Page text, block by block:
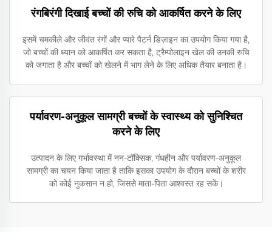
रंगबिरंगी दिखाई बच्चों की रुचि को आकर्षित करने के लिए
इसमें चमकीले और जीवंत रंगों और प्यारे पैटर्न डिज़ाइन का उपयोग किया गया है,
जो बच्चों की ध्यान को आकर्षित कर सकता है, ट्रैम्पोलाइन खेल की उनकी रुचि
को जगाता है और बच्चों को खेलने में भाग लेने के लिए अधिक तैयार बनाता है।
पर्यावरण-अनुकूल सामग्री बच्चों के स्वास्थ्य को सुनिश्चित
करने के लिए
उत्पादन के लिए गर्भावस्था में नन-टॉक्सिक, गंधहीन और पर्यावरण-अनुकूल
सामग्री का चयन किया जाता है ताकि इसका उपयोग के दौरान बच्चों के शरीर
को कोई नुकसान न हो, जिससे माता-पिता आश्वस्त रह सकें।